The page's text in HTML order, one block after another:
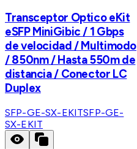
Transceptor Optico eKit
eSFP MiniGibic / 1 Gbps
de velocidad / Multimodo
/ 850nm / Hasta 550m de
distancia / Conector LC
Duplex
SFP-GE-SX-EKITSFP-GE-
SX-EKIT